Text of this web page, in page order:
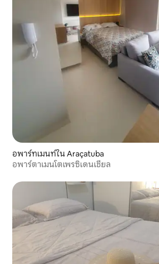
อพาร์ทเมนท์ใน Araçatuba
อพาร์ตาเมนโตเพรซิเดนเชียล